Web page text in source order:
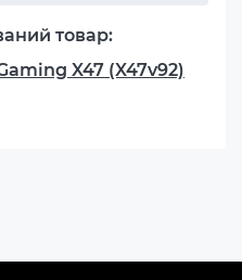
товар:
X47 (X47v92)